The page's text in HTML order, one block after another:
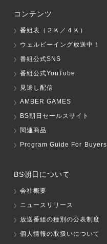
コンテンツ
番組表（２Ｋ／４Ｋ）
ウェルビーイング放送中！
番組公式SNS
番組公式YouTube
見逃し配信
AMBER GAMES
BS朝日セールスサイト
関連商品
Program Guide For Buyers
BS朝日について
会社概要
ニュースリリース
放送番組の種別の公表制度
個人情報の取扱いについて